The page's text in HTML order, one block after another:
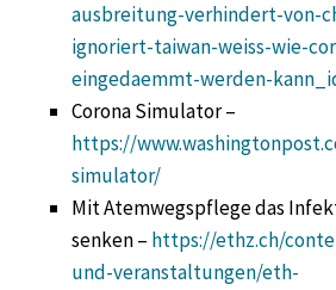
ausbreitung-verhindert-von-
ignoriert-taiwan-weiss-wie-
eingedaemmt-werden-
Corona Simulator –
https://
simulator/
Mit Atemwegspflege das
senken – https://ethz.ch/
und-veranstaltungen/eth-